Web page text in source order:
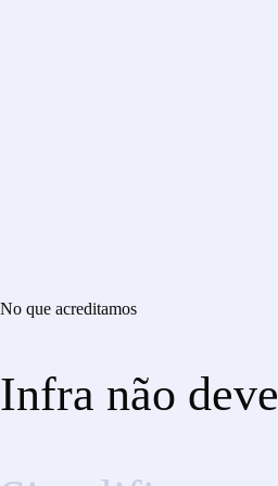
No que acreditamos
Infra não deve